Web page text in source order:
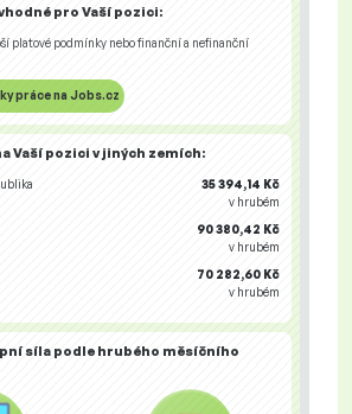
pro Vaší pozici:
platové podmínky nebo finanční a nefinanční
práce na Jobs.cz
Vaší pozici v jiných zemích:
35 394,14 Kč
v hrubém
90 380,42 Kč
v hrubém
70 282,60 Kč
v hrubém
síla podle hrubého měsíčního